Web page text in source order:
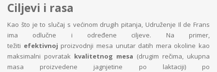
Ciljevi i rasa
Kao što je to slučaj s većinom drugih pitanja, Udruženje Il de Frans
ima odlučne i određene ciljeve. Na primer,
težiti efektivnoj proizvodnji mesa unutar datih mera okoline kao
maksimalni povratak kvalitetnog mesa (drugim rečima, ukupna
masa proizvedene jagnjetine po laktaciji) po